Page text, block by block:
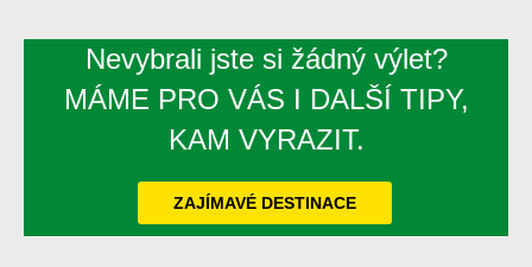
Nevybrali jste si žádný výlet?
MÁME PRO VÁS I DALŠÍ TIPY,
KAM VYRAZIT.
ZAJÍMAVÉ DESTINACE